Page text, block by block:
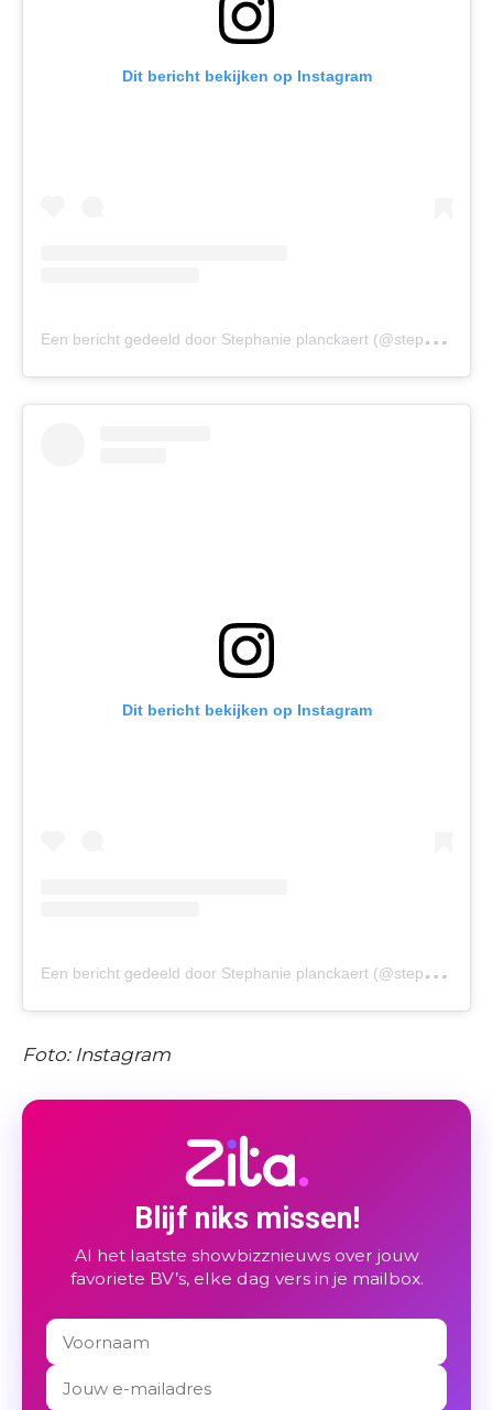
Dit bericht bekijken op Instagram
E
en bericht gedeeld door Stephanie planckaert (@stephanieplanckaert)
Dit bericht bekijken op Instagram
E
en bericht gedeeld door Stephanie planckaert (@stephanieplanckaert)
Foto: Instagram
Blijf niks missen!
Al het laatste showbizznieuws over jouw
favoriete BV’s, elke dag vers in je mailbox.